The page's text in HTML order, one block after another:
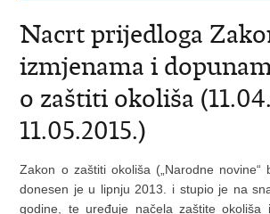
Nacrt prijedloga
izmjenama i
o zaštiti okoliša
11.05.2015.)
Zakon o zaštiti okoliša („Narodne novine“
donesen je u lipnju 2013. i stupio je na
godine, te uređuje načela zaštite okoliša